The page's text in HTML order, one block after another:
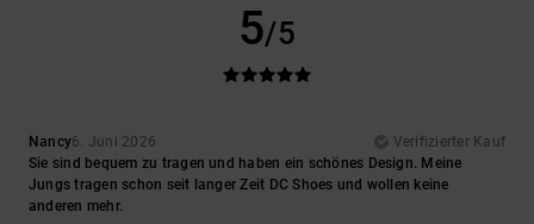
5/5
Nancy6. Juni 2026
Verifizierter Kauf
Sie sind bequem zu tragen und haben ein schönes Design. Meine
Jungs tragen schon seit langer Zeit DC Shoes und wollen keine
anderen mehr.